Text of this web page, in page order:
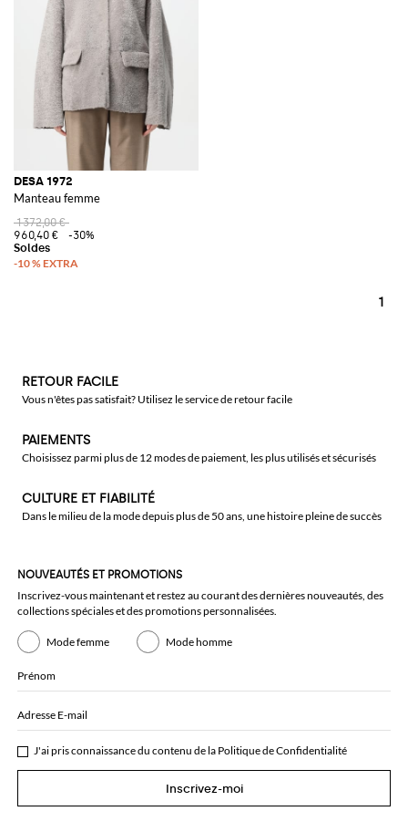
DESA 1972
Manteau femme
1 372,00 €
960,40 €
-30%
1
RETOUR FACILE
Vous n'êtes pas satisfait? Utilisez le service de retour facile
PAIEMENTS
Choisissez parmi plus de 12 modes de paiement, les plus utilisés et sécurisés
CULTURE ET FIABILITÉ
Dans le milieu de la mode depuis plus de 50 ans, une histoire pleine de succès
NOUVEAUTÉS ET PROMOTIONS
Inscrivez-vous maintenant et restez au courant des dernières nouveautés, des
collections spéciales et des promotions personnalisées.
Mode femme Mode homme
Prénom
Adresse E-mail
J'ai pris connaissance du contenu de la Politique de Confidentialité
Inscrivez-moi